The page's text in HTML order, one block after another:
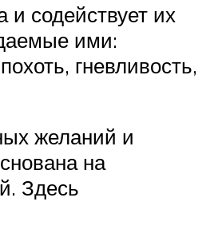
и содействует их
ими:
гневливость,
желаний и
на
Здесь